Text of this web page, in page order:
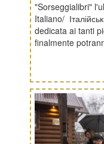
"Sorseggialibri"
Italiano/
dedicata ai tanti
finalmente